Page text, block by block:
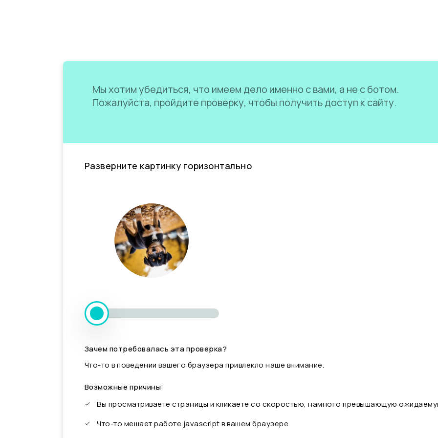
Мы хотим убедиться, что имеем дело именно с вами, а не с ботом.
Пожалуйста, пройдите проверку, чтобы получить доступ к сайту.
Разверните картинку горизонтально
Зачем потребовалась эта проверка?
Что-то в поведении вашего браузера привлекло наше внимание.
Возможные причины:
Вы просматриваете страницы и кликаете со скоростью, намного превышающую
Что-то мешает работе javascript в вашем браузере